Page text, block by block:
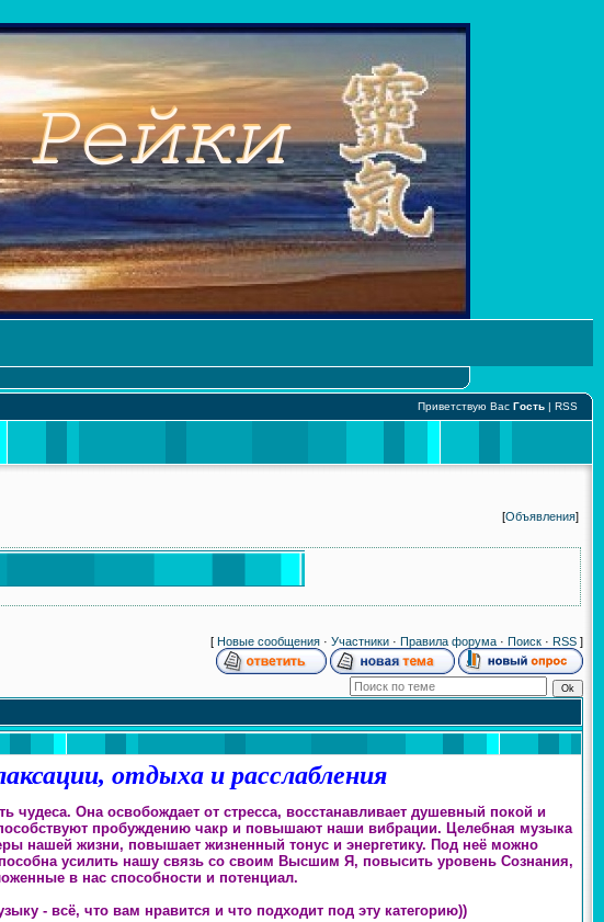
Приветствую Вас Гость | RSS
[Объявления]
[ Новые сообщения · Участники · Правила форума · Поиск · RSS ]
отдыха и расслабления
чудеса. Она освобождает от стресса, восстанавливает душевный покой и
пробуждению чакр и повышают наши вибрации. Целебная музыка
нашей жизни, повышает жизненный тонус и энергетику. Под неё можно
усилить нашу связь со своим Высшим Я, повысить уровень Сознания,
в нас способности и потенциал.
- всё, что вам нравится и что подходит под эту категорию))